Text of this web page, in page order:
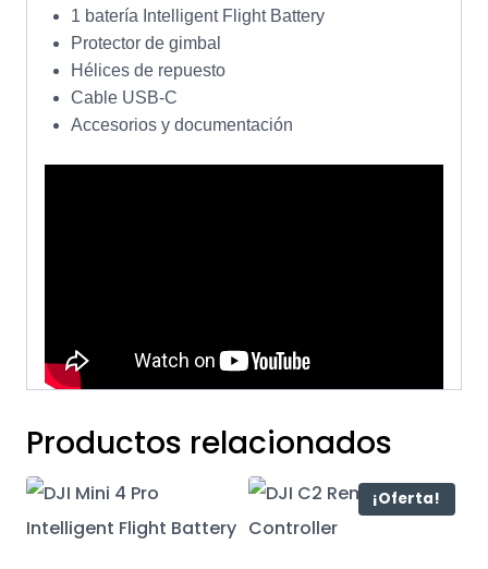
1 batería Intelligent Flight Battery
Protector de gimbal
Hélices de repuesto
Cable USB-C
Accesorios y documentación
Productos relacionados
¡Oferta!